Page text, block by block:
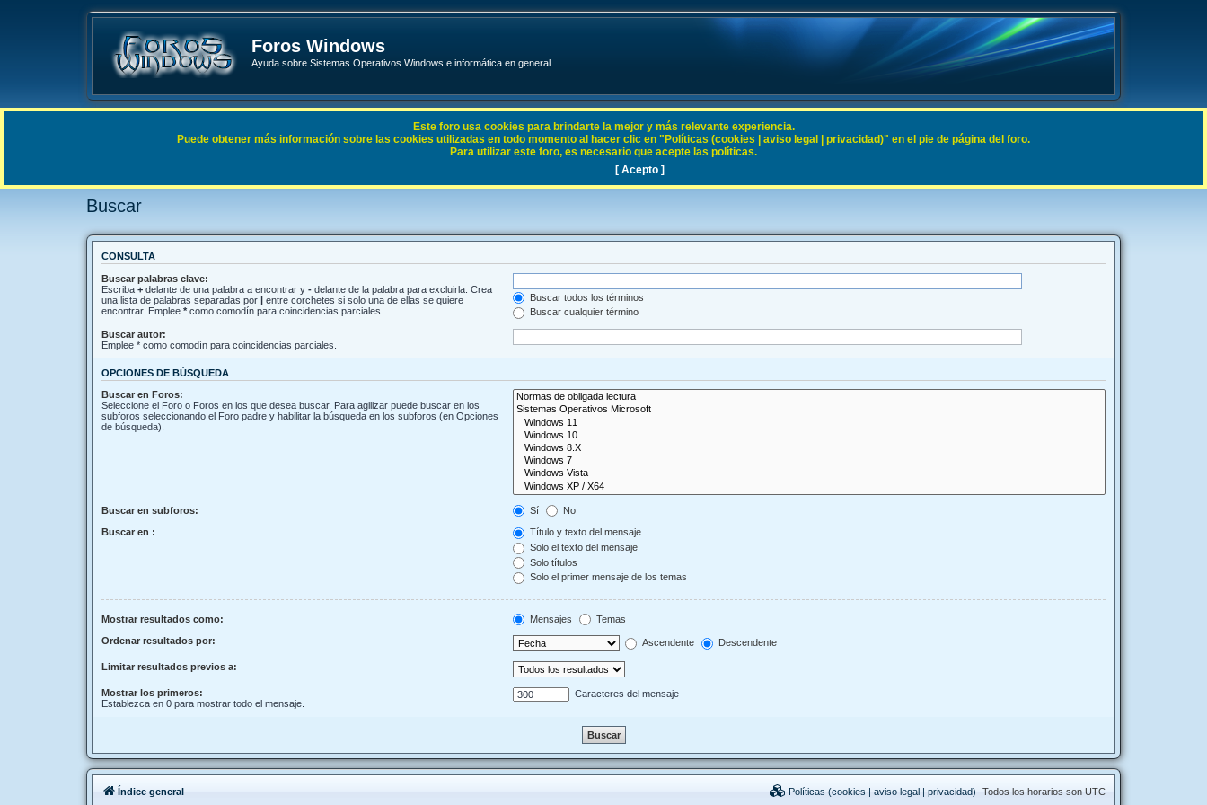
Foros Windows
Ayuda sobre Sistemas Operativos Windows e informática en general
Enlaces rápidos FAQ
Buscar
CONSULTA
Buscar palabras clave:
Escriba + delante de una palabra a encontrar y - delante de la palabra para excluirla. Crea
una lista de palabras separadas por | entre corchetes si solo una de ellas se quiere
encontrar. Emplee * como comodín para coincidencias parciales.
Buscar todos los términos
Buscar cualquier término
Buscar autor:
Emplee * como comodín para coincidencias parciales.
OPCIONES DE BÚSQUEDA
Buscar en Foros:
Seleccione el Foro o Foros en los que desea buscar. Para agilizar puede buscar en los
subforos seleccionando el Foro padre y habilitar la búsqueda en los subforos (en Opciones
de búsqueda).
Buscar en subforos: Sí No
Buscar en :
Título y texto del mensaje
Solo el texto del mensaje
Solo títulos
Solo el primer mensaje de los temas
Mostrar resultados como: Mensajes Temas
Ordenar resultados por: Ascendente Descendente
Limitar resultados previos a:
Mostrar los primeros:
Establezca en 0 para mostrar todo el mensaje.
Caracteres del mensaje
Este foro usa cookies para brindarte la mejor y más relevante experiencia.
Puede obtener más información sobre las cookies utilizadas en todo momento al hacer clic en "Políticas (cookies | aviso legal | privacidad)" en el pie de página del foro.
Para utilizar este foro, es necesario que acepte las políticas.
[ Acepto ]
Índice general Todos los horarios son UTC
Políticas (cookies | aviso legal | privacidad)